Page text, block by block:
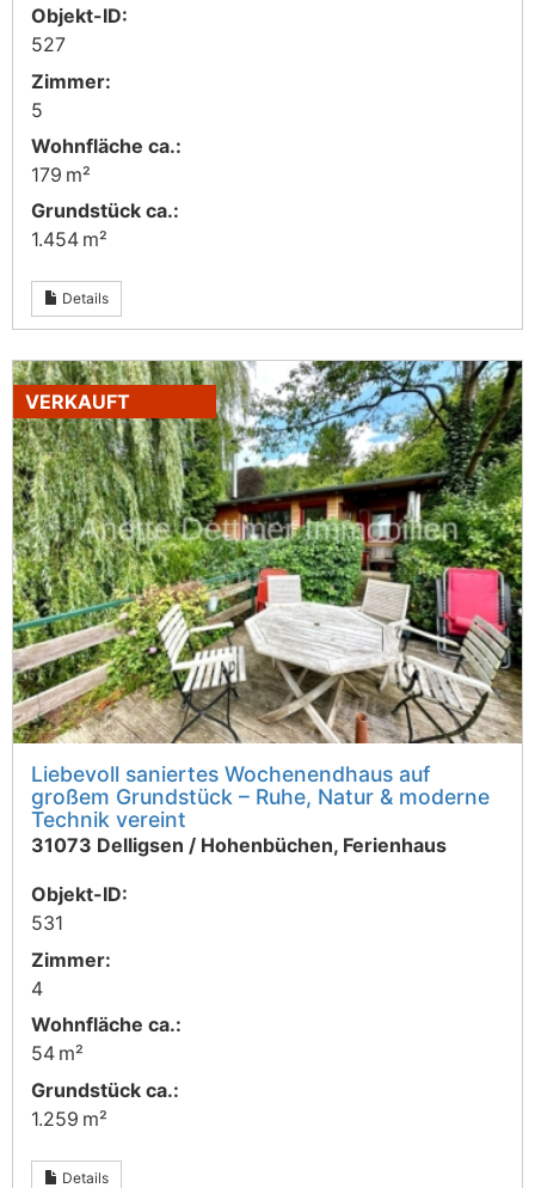
Objekt-ID:
527
Zimmer:
5
Wohnfläche ca.:
179 m²
Grund­stück ca.:
1.454 m²
Details
VERKAUFT
Liebevoll saniertes Wochenendhaus auf
großem Grundstück – Ruhe, Natur & moderne
Technik vereint
31073 Delligsen / Hohenbüchen, Ferienhaus
Objekt-ID:
531
Zimmer:
4
Wohnfläche ca.:
54 m²
Grund­stück ca.:
1.259 m²
Details